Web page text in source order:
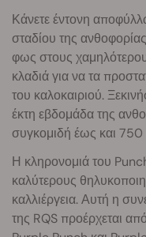
Κάνετε έντονη
σταδίου της
φως στους
κλαδιά για να τα
του καλοκαιριού.
έκτη εβδομάδα της
συγκομιδή έως και 750
Η κληρονομιά του
καλύτερους
καλλιέργεια. Αυτή η
της RQS προέρχεται από